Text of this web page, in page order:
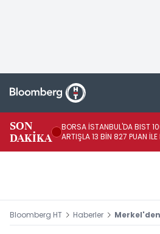
SON
DAKİKA
BORSA İSTANBUL'DA BIST
ARTIŞLA 13 BİN 827 PUAN İLE
Bloomberg HT Haberler